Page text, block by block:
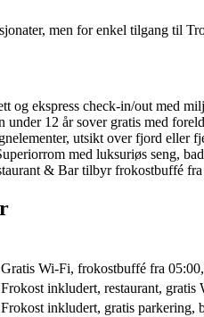
men for enkel tilgang til
og ekspress check-in/out med
under 12 år sover gratis med
utsikt over fjord eller
med luksuriøs seng,
& Bar tilbyr frokostbuffé
Gratis Wi-Fi, frokostbuffé fra
Frokost inkludert, restaurant,
Frokost inkludert, gratis parkering,